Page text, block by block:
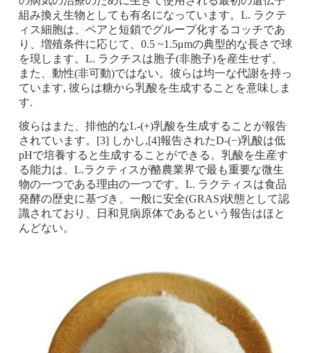
組み換え生物としても有名になっています。L. ラクテ
ィス細胞は、ペアと短鎖でグループ化するコッチであ
り、増殖条件に応じて、0.5 ~1.5μmの典型的な長さで球
を現します。L. ラクチスは胞子(非胞子)を産生せず、
また、動性(非可動)ではない。彼らは均一な代謝を持っ
ています, 彼らは糖から乳酸を生成することを意味しま
す.
彼らはまた、排他的なL-(+)乳酸を生成することが報告
されています。[3] しかし,[4]報告されたD-(−)乳酸は低
pHで培養すると生成することができる。乳酸を生産す
る能力は、L.ラクティスが酪農業界で最も重要な微生
物の一つである理由の一つです。L. ラクティスは食品
発酵の歴史に基づき、一般に安全(GRAS)状態として認
識されており、日和見病原体であるという報告はほと
んどない。